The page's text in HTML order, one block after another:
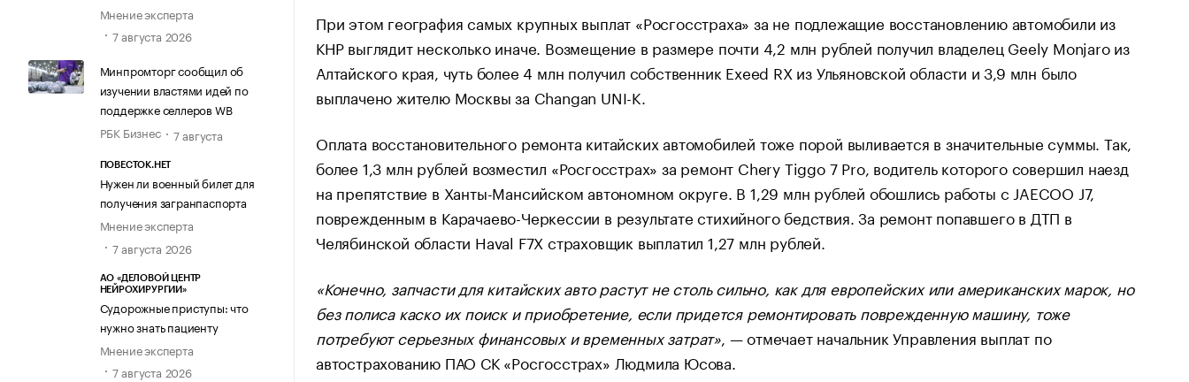
Мнение эксперта
7 августа 2026
Минпромторг сообщил об
изучении властями идей по
поддержке селлеров WB
РБК Бизнес
7 августа
ПОВЕСТОК.НЕТ
Нужен ли военный билет для
получения загранпаспорта
Мнение эксперта
7 августа 2026
АО «ДЕЛОВОЙ ЦЕНТР
НЕЙРОХИРУРГИИ»
Судорожные приступы: что
нужно знать пациенту
Мнение эксперта
7 августа 2026
При этом география самых крупных выплат «Росгосстраха» за не подлежащие восстановлению автомобили из
КНР выглядит несколько иначе. Возмещение в размере почти 4,2 млн рублей получил владелец Geely Monjaro из
Алтайского края, чуть более 4 млн получил собственник Exeed RX из Ульяновской области и 3,9 млн было
выплачено жителю Москвы за Changan UNI-K.
Оплата восстановительного ремонта китайских автомобилей тоже порой выливается в значительные суммы. Так,
более 1,3 млн рублей возместил «Росгосстрах» за ремонт Chery Tiggo 7 Pro, водитель которого совершил наезд
на препятствие в Ханты-Мансийском автономном округе. В 1,29 млн рублей обошлись работы с JAECOO J7,
поврежденным в Карачаево-Черкессии в результате стихийного бедствия. За ремонт попавшего в ДТП в
Челябинской области Haval F7X страховщик выплатил 1,27 млн рублей.
«Конечно, запчасти для китайских авто растут не столь сильно, как для европейских или американских марок, но
без полиса каско их поиск и приобретение, если придется ремонтировать поврежденную машину, тоже
потребуют серьезных финансовых и временных затрат» , — отмечает начальник Управления выплат по
автострахованию ПАО СК «Росгосстрах» Людмила Юсова.